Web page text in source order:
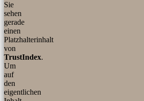
Sie
sehen
gerade
einen
Platzhalterinhalt
von
TrustIndex.
Um
auf
den
eigentlichen